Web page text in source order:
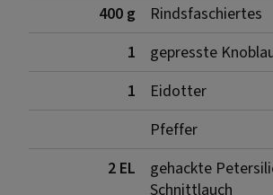
400 g
Rindsfaschiertes
1
gepresste
1
Eidotter
Pfeffer
2 EL
gehackte
Schnittlauch